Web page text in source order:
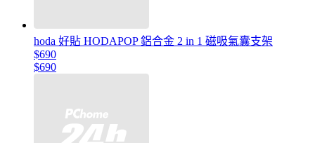
hoda 好貼 HODAPOP 鋁合金 2 in 1 磁吸氣囊支架
$690
$690